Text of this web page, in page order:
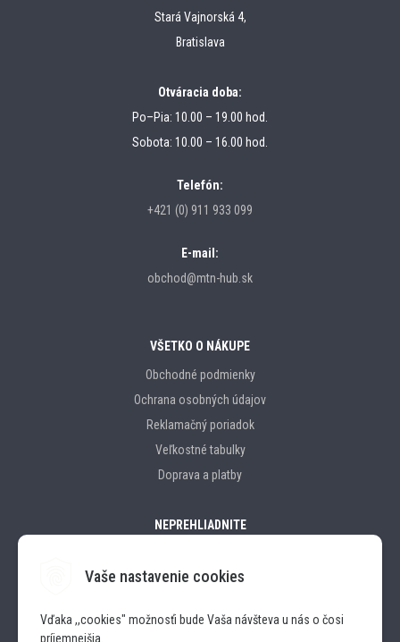
Vaše nastavenie cookies
Vďaka ,,cookies" možnosťi bude Vaša návšteva u nás o čosi
príjemnejšia.
Stará Vajnorská 4,
Bratislava
Otváracia doba:
Po–Pia: 10.00 – 19.00 hod.
Sobota: 10.00 – 16.00 hod.
Telefón:
+421 (0) 911 933 099
E-mail:
obchod@mtn-hub.sk
VŠETKO O NÁKUPE
Obchodné podmienky
Ochrana osobných údajov
Reklamačný poriadok
Veľkostné tabulky
Doprava a platby
NEPREHLIADNITE